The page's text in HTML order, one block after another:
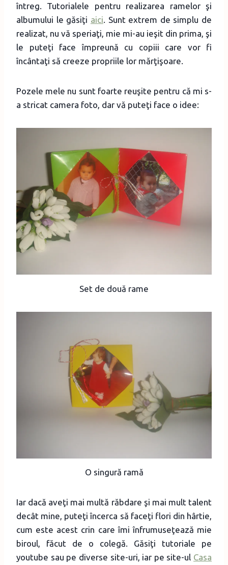
întreg. Tutorialele pentru realizarea ramelor şi
albumului le găsiţi aici. Sunt extrem de simplu de
realizat, nu vă speriaţi, mie mi-au ieşit din prima, şi
le puteţi face împreună cu copiii care vor fi
încântaţi să creeze propriile lor mărţişoare.
Pozele mele nu sunt foarte reuşite pentru că mi s-
a stricat camera foto, dar vă puteţi face o idee:
Set de două rame
O singură ramă
Iar dacă aveţi mai multă răbdare şi mai mult talent
decât mine, puteţi încerca să faceţi flori din hârtie,
cum este acest crin care îmi înfrumuseţează mie
biroul, făcut de o colegă. Găsiţi tutoriale pe
youtube sau pe diverse site-uri, iar pe site-ul Casa